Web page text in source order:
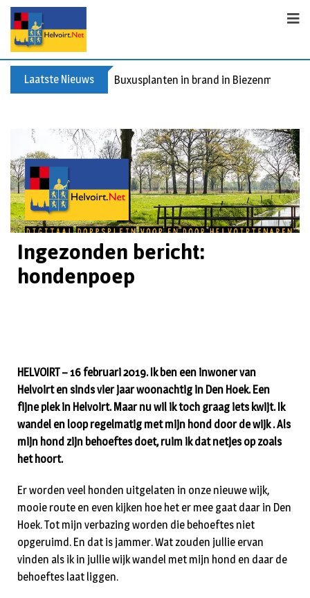
Laatste Nieuws Spreidingswet asielzoekers: hoe zit dat?
Ingezonden bericht:
hondenpoep
HELVOIRT – 16 februari 2019. Ik ben een inwoner van
Helvoirt en sinds vier jaar woonachtig in Den Hoek. Een
fijne plek in Helvoirt. Maar nu wil ik toch graag iets kwijt. Ik
wandel en loop regelmatig met mijn hond door de wijk . Als
mijn hond zijn behoeftes doet, ruim ik dat netjes op zoals
het hoort.
Er worden veel honden uitgelaten in onze nieuwe wijk,
mooie route en even kijken hoe het er mee gaat daar in Den
Hoek. Tot mijn verbazing worden die behoeftes niet
opgeruimd. En dat is jammer. Wat zouden jullie ervan
vinden als ik in jullie wijk wandel met mijn hond en daar de
behoeftes laat liggen.